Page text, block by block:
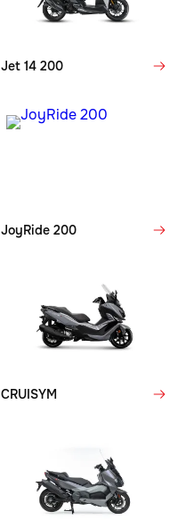
Jet 14 200
JoyRide 200
CRUISYM